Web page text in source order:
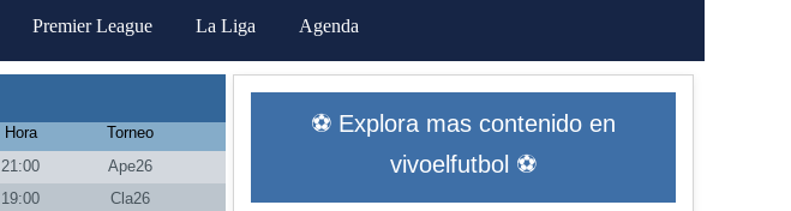
Premier League La Liga Agenda
Hora
Torneo
21:00
Ape26
19:00
Cla26
⚽ Explora mas contenido en
vivoelfutbol ⚽